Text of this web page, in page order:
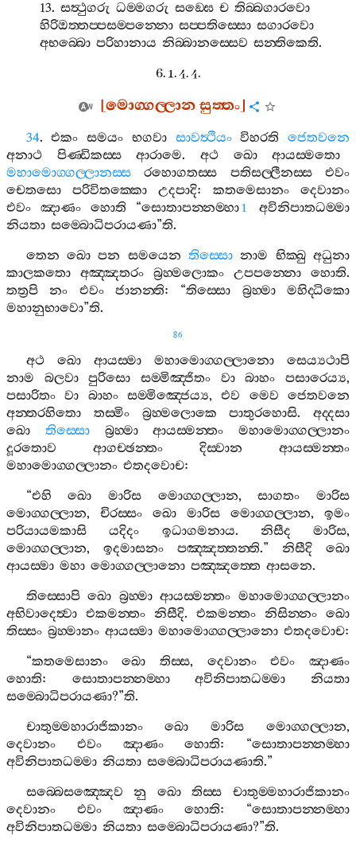
13.සත්‍ථුගරු ධම‍්මගරු සඞ‍්ඝෙ ච තිබ‍්බගාරවො
හිරිඔත‍්තප‍්පසම‍්පන‍්නො සප‍්පතිස‍්සො සගාරවො
අභබ‍්බො පරිහානාය නිබ‍්බානස‍්සෙව සන‍්තිකෙති.
6. 1. 4. 4.
[මොග‍්ගල‍්ලානසුත‍්තං]
34.එකං සමයං භගවා සාවත්‍ථියං විහරති
ජෙතවනෙ
අනාථ
පිණ‍්ඩිකස‍්ස ආරාමෙ.අථ ඛො
ආයස‍්මතො
මහාමොග‍්ගල‍්ලානස‍්ස
රහොගතස‍්ස පතිසල‍්ලීනස‍්ස
එවං
චෙතසො
පරිවිතක‍්කො උදපාදි: කතමෙසානං
දෙවානං
එවං
ඤාණං හොති “සොතාපන‍්නම‍්හා 1
අවිනිපාතධම‍්මා
නියතා සම‍්බොධිපරායණා”ති.
තෙන ඛො පන සමයෙන තිස‍්සො නාම භික‍්ඛු අධුනා
කාලකතො
අඤ‍්ඤතරං බ්‍රහ‍්මලොකං උපපන‍්නො හොති.
තත්‍රපි
නං එවං ජානන‍්ති: “තිස‍්සො බ්‍රහ‍්මා
මහිද‍්ධිකො
මහානුභාවො”ති.
86
අථ ඛො ආයස‍්මා මහාමොග‍්ගල‍්ලානො
සෙය්‍යථාපි
නාම
බලවා පුරිසො සම‍්මිඤ‍්ජිතං වා බාහං පසාරෙය්‍ය,
පසාරිතං වා බාහං සම‍්මිඤ‍්ජෙය්‍ය,එව මෙව
ජෙතවනෙ
අන‍්තරහිතො
තස‍්මිං බ්‍රහ‍්මලොකෙ පාතුරහොසි. අද‍්දසා
ඛො
තිස‍්සො බ්‍රහ‍්මා ආයස‍්මන‍්තං
මහාමොග‍්ගල‍්ලානං
දූරතොව
ආගච‍්ඡන‍්තං දිස‍්වාන
ආයස‍්මන‍්තං
මහාමොග‍්ගල‍්ලානං එතදවොච:
“එහි ඛො මාරිස මොග‍්ගල‍්ලාන,සාගතං
මාරිස
මොග‍්ගල‍්ලාන, චිරස‍්සං ඛො මාරිස මොග‍්ගල‍්ලාන, ඉමං
පරියායමකාසි
යදිදං ඉධාගමනාය. නිසීද මාරිස,
මොග‍්ගල‍්ලාන, ඉදමාසනං පඤ‍්ඤත‍්තන‍්ති.” නිසීදි
ඛො
ආයස‍්මා මහා මොග‍්ගල‍්ලානො පඤ‍්ඤත‍්තෙ ආසනෙ.
තිස‍්සොපි ඛො බ්‍රහ‍්මා ආයස‍්මන‍්තං මහාමොග‍්ගල‍්ලානං
අභිවාදෙත්‍වා එකමන‍්තං නිසීදි. එකමන‍්තං නිසින‍්නං ඛො
තිස‍්සං බ්‍රහ‍්මානං ආයස‍්මා මහාමොග‍්ගල‍්ලානො එතදවොච:
“කතමෙසානං ඛො තිස‍්ස, දෙවානං එවං
ඤාණං
හොති: සොතාපන‍්නම‍්හා අවිනිපාතධම‍්මා
නියතා
සම‍්බොධිපරායණා?”ති.
චාතුම‍්මහාරාජිකානං
ඛො මාරිස මොග‍්ගල‍්ලාන,
දෙවානං
එවං ඤාණං හොති: “සොතාපන‍්නම‍්හා
අවිනිපාතධම‍්මා නියතා සම‍්බොධිපරායණාති.”
සබ‍්බෙසඤ‍්ඤෙව
නු ඛො තිස‍්ස
චාතුම‍්මහාරාජිකානං
දෙවානං
එවං ඤාණං හොති: “සොතාපන‍්නම‍්හා
අවිනිපාතධම‍්මා නියතා සම‍්බොධිපරායණා?”ති.